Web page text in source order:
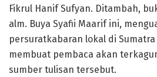
Fikrul Hanif Sufyan. Ditambah,
alm. Buya Syafii Maarif ini,
persuratkabaran lokal di
membuat pembaca akan
sumber tulisan tersebut.